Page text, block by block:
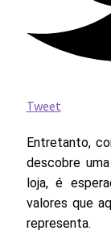
Tweet
Entretanto,
descobre
loja, é
valores que
representa.